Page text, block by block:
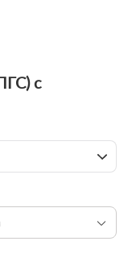
с